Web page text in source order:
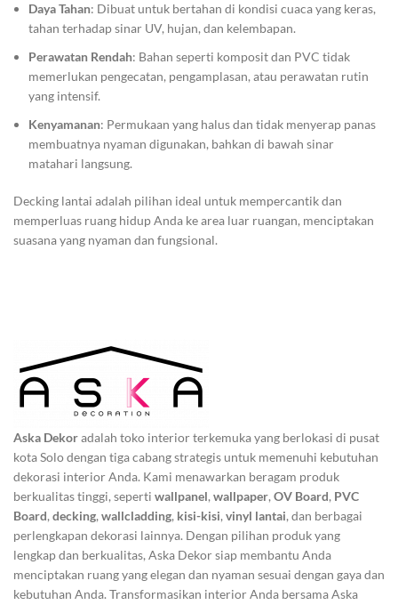
Daya Tahan: Dibuat untuk bertahan di kondisi cuaca yang keras,
tahan terhadap sinar UV, hujan, dan kelembapan.
Perawatan Rendah: Bahan seperti komposit dan PVC tidak
memerlukan pengecatan, pengamplasan, atau perawatan rutin
yang intensif.
Kenyamanan: Permukaan yang halus dan tidak menyerap panas
membuatnya nyaman digunakan, bahkan di bawah sinar
matahari langsung.
Decking lantai adalah pilihan ideal untuk mempercantik dan
memperluas ruang hidup Anda ke area luar ruangan, menciptakan
suasana yang nyaman dan fungsional.
Aska Dekoradalah toko interior terkemuka yang berlokasi di pusat
kota Solo dengan tiga cabang strategis untuk memenuhi kebutuhan
dekorasi interior Anda. Kami menawarkan beragam produk
berkualitas tinggi, seperti wallpanel, wallpaper, OV Board, PVC
Board, decking, wallcladding, kisi-kisi, vinyl lantai, dan berbagai
perlengkapan dekorasi lainnya. Dengan pilihan produk yang
lengkap dan berkualitas, Aska Dekor siap membantu Anda
menciptakan ruang yang elegan dan nyaman sesuai dengan gaya dan
kebutuhan Anda. Transformasikan interior Anda bersama Aska